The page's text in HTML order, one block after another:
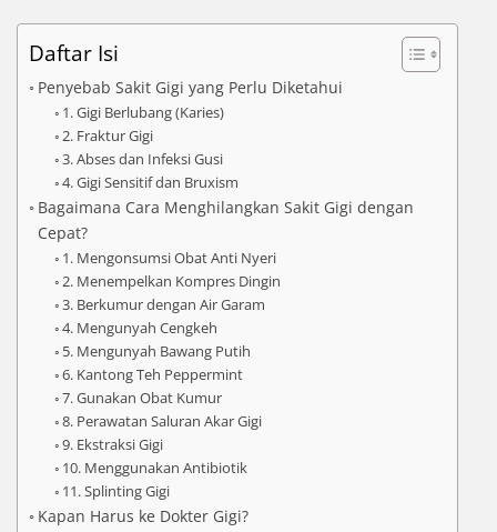
Daftar Isi
Penyebab Sakit Gigi yang Perlu Diketahui
1. Gigi Berlubang (Karies)
2. Fraktur Gigi
3. Abses dan Infeksi Gusi
4. Gigi Sensitif dan Bruxism
Bagaimana Cara Menghilangkan Sakit Gigi dengan
Cepat?
1. Mengonsumsi Obat Anti Nyeri
2. Menempelkan Kompres Dingin
3. Berkumur dengan Air Garam
4. Mengunyah Cengkeh
5. Mengunyah Bawang Putih
6. Kantong Teh Peppermint
7. Gunakan Obat Kumur
8. Perawatan Saluran Akar Gigi
9. Ekstraksi Gigi
10. Menggunakan Antibiotik
11. Splinting Gigi
Kapan Harus ke Dokter Gigi?